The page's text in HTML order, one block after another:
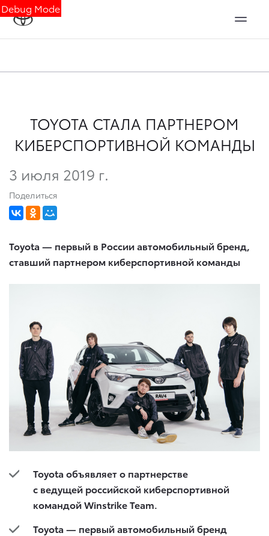
Debug Mode
TOYOTA СТАЛА ПАРТНЕРОМ
КИБЕРСПОРТИВНОЙ КОМАНДЫ
3 июля 2019 г.
Поделиться
Toyota — первый в России автомобильный бренд,
ставший партнером киберспортивной команды
Toyota объявляет о партнерстве
с ведущей российской киберспортивной
командой Winstrike Team.
Toyota — первый автомобильный бренд